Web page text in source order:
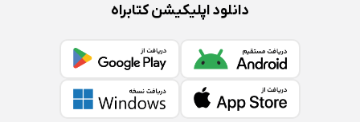
دانلود اپلیکیشن کتابراه